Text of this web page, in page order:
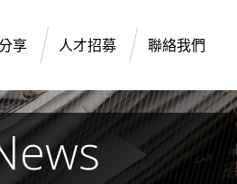
享 人才招募 聯絡我們